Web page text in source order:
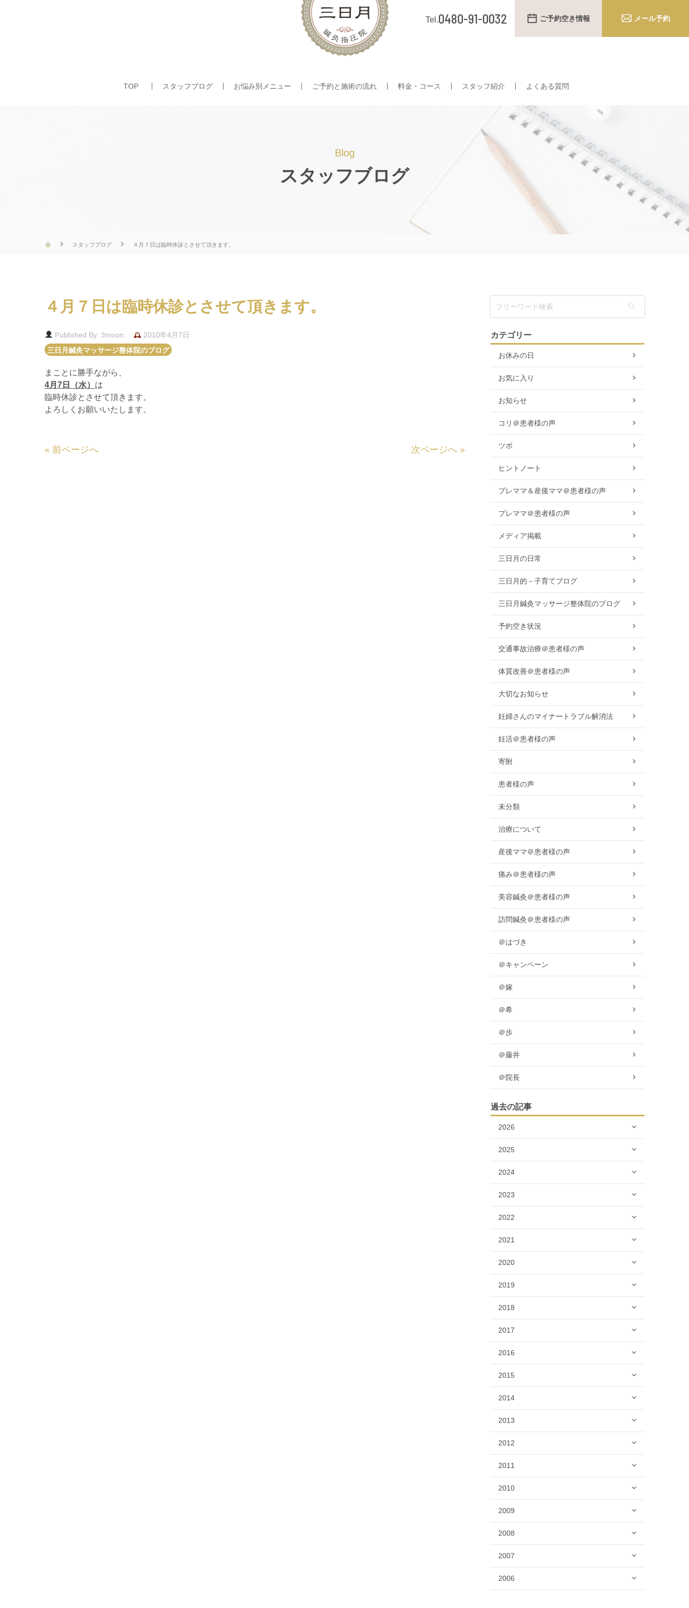
TOP スタッフブログ お悩み別メニュー ご予約と施術の流れ 料金・コース スタッフ紹介 よくある質問
0480-91-0032 ご予約空き情報 メール予約
Blog
スタッフブログ
スタッフブログ ４月７日は臨時休診とさせて頂きます。
４月７日は臨時休診とさせて頂きます。
Published By: 3moon 2010年4月7日
三日月鍼灸マッサージ整体院のブログ
まことに勝手ながら、
4月7日（水） は
臨時休診とさせて頂きます。
よろしくお願いいたします。
« 前ページへ 次ページへ »
カテゴリー
お休みの日
お気に入り
お知らせ
コリ＠患者様の声
ツボ
ヒントノート
プレママ＆産後ママ＠患者様の声
プレママ＠患者様の声
メディア掲載
三日月の日常
三日月的－子育てブログ
三日月鍼灸マッサージ整体院のブログ
予約空き状況
交通事故治療＠患者様の声
体質改善＠患者様の声
大切なお知らせ
妊婦さんのマイナートラブル解消法
妊活＠患者様の声
寄附
患者様の声
未分類
治療について
産後ママ＠患者様の声
痛み＠患者様の声
美容鍼灸＠患者様の声
訪問鍼灸＠患者様の声
＠はづき
＠キャンペーン
＠嫁
＠希
＠歩
＠藤井
＠院長
過去の記事
2026
2025
2024
2023
2022
2021
2020
2019
2018
2017
2016
2015
2014
2013
2012
2011
2010
2009
2008
2007
2006